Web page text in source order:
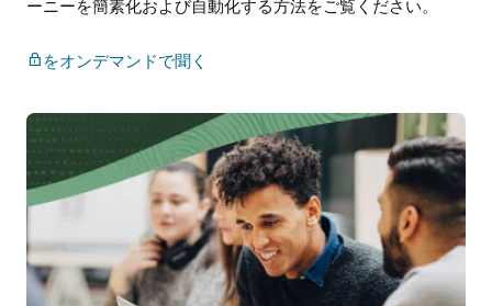
生
AI
ー
を
引
き
出
す
ーニーを簡素化および自動化する方法をご覧ください。
ダ
ム
な
Oracle
Database
をオンデマンドで聞く